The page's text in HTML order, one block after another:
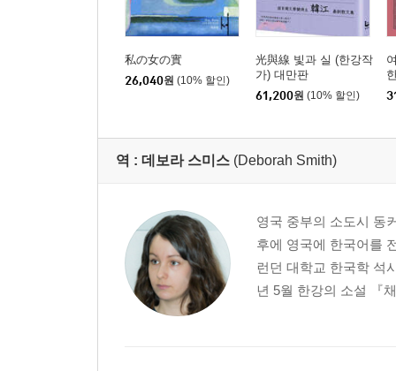
私の女の實
26,040원 (10% 할인)
光與線 빛과 실 (한강작
가) 대만판
61,200원 (10% 할인)
역 : 데보라 스미스 (Deborah Smith)
영국 중부의 소도시 동
후에 영국에 한국어를
런던 대학교 한국학 석
년 5월 한강의 소설 『